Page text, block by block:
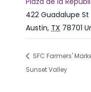
422 Guadalupe St
Austin, TX 78701
SFC Farmers'
Sunset Valley